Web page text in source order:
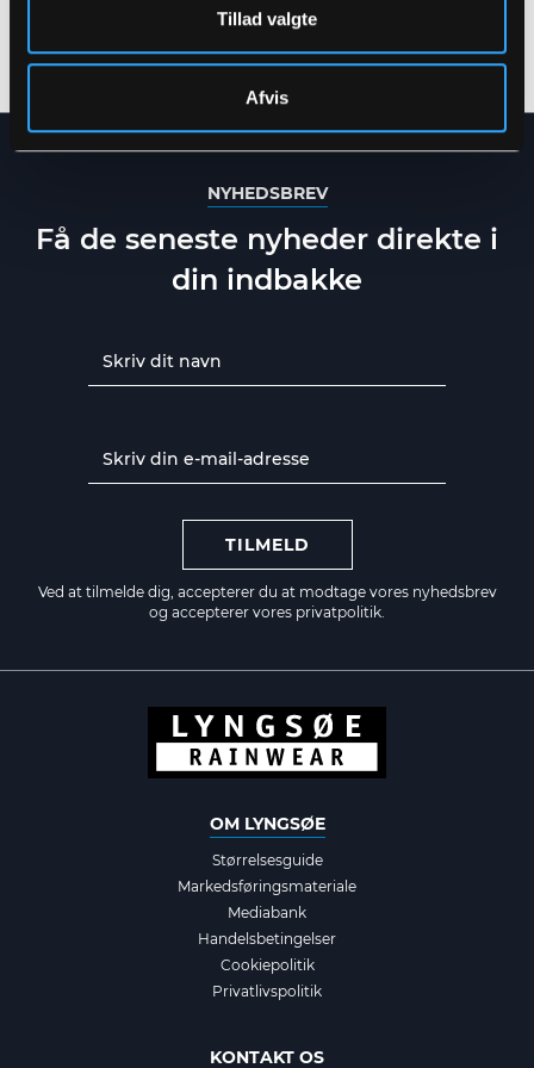
Tillad valgte
Afvis
KRAFTIG POLYESTER
KVALITET MED QUILTET
FOER
PU KVALITET MED
QUILTET FOER
NYHEDSBREV
Få de seneste nyheder direkte i
din indbakke
TILMELD
Ved at tilmelde dig, accepterer du at modtage vores nyhedsbrev
og accepterer vores privatpolitik.
OM LYNGSØE
Størrelsesguide
Markedsføringsmateriale
Mediabank
Handelsbetingelser
Cookiepolitik
Privatlivspolitik
KONTAKT OS